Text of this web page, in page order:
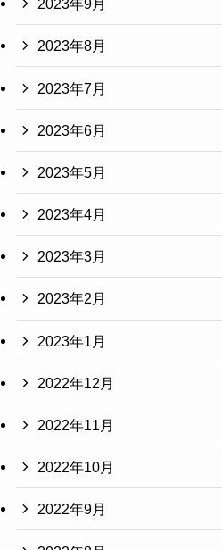
2023年9月
2023年8月
2023年7月
2023年6月
2023年5月
2023年4月
2023年3月
2023年2月
2023年1月
2022年12月
2022年11月
2022年10月
2022年9月